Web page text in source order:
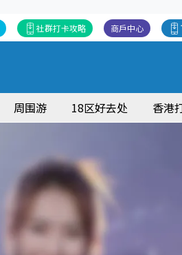
商戶中心
社群打卡攻略
周围游 18区好去处 香港